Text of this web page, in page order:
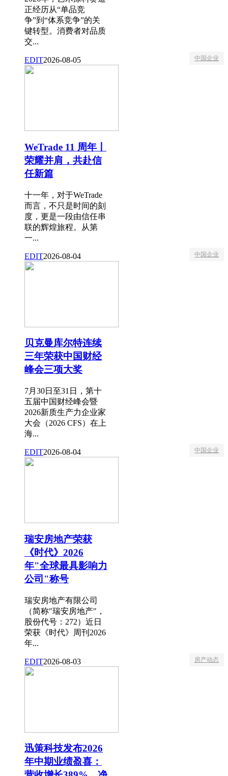
正经历从“单品竞
争”到“体系竞争”的关
键转型。消费者对品质
交...
EDIT2026-08-05 中国企业
WeTrade 11 周年丨
荣耀并肩，共赴信
任新篇
十一年，对于WeTrade
而言，不只是时间的刻
度，更是一段由信任串
联的辉煌旅程。从第
一...
EDIT2026-08-04 中国企业
贝克曼库尔特连续
三年荣获中国财经
峰会三项大奖
7月30日至31日，第十
五届中国财经峰会暨
2026新质生产力企业家
大会（2026 CFS）在上
海...
EDIT2026-08-04 中国企业
瑞安房地产荣获
《时代》2026
年"全球最具影响力
公司"称号
瑞安房地产有限公司
（简称"瑞安房地产"，
股份代号：272）近日
荣获《时代》周刊2026
年...
EDIT2026-08-03 房产动态
迅策科技发布2026
年中期业绩盈喜：